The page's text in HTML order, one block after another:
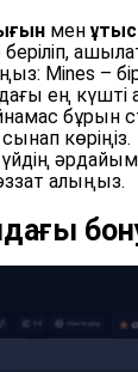
мен
беріліп,
Mines –
ең күшті
бұрын
көріңіз.
үйдің
алыңыз.